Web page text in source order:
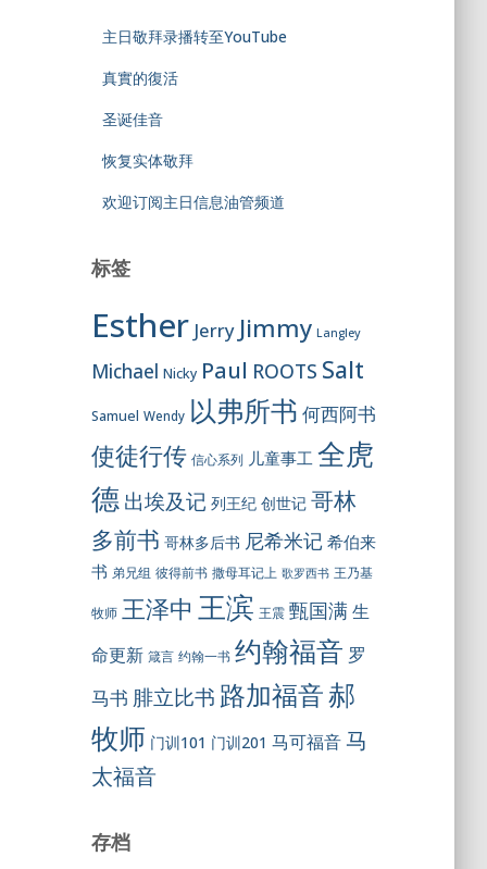
主日敬拜录播转至YouTube
真實的復活
圣诞佳音
恢复实体敬拜
欢迎订阅主日信息油管频道
标签
Esther Jerry Jimmy Langley
Michael Nicky Paul ROOTS Salt
Samuel Wendy 以弗所书 何西阿书
使徒行传 信心系列 儿童事工 全虎
德 出埃及记 列王纪 创世记 哥林
多前书 哥林多后书 尼希米记 希伯来
书 弟兄组 彼得前书 撒母耳记上 歌罗西书 王乃基
牧师 王泽中 王滨 王震 甄国满 生
命更新 箴言 约翰一书 约翰福音 罗
马书 腓立比书 路加福音郝
牧师 门训101 门训201 马可福音 马
太福音
存档